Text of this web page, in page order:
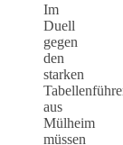
Im
Duell
gegen
den
starken
aus
Mülheim
müssen